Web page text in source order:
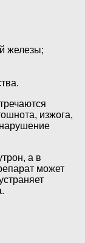
железы;
изжога,
а в
может